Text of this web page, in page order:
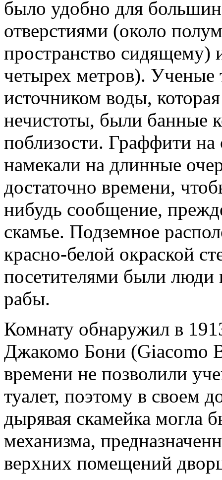
было удобно для
отверстиями (около
пространство сидящему)
четырех метров). Ученые
источником воды,
нечистоты, были банные
поблизости. Граффити на
намекали на длинные
достаточно времени,
нибудь сообщение,
скамье. Подземное
красно-белой окраской
посетителями были
рабы.
Комнату обнаружил в
Джакомо Бони (Giacomo
времени не позволили
туалет, поэтому в своем
дырявая скамейка могла
механизма,
верхних помещений